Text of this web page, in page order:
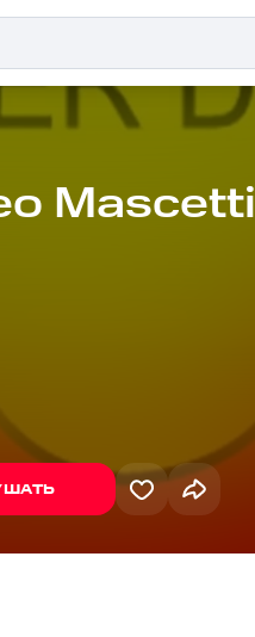
Mascetti